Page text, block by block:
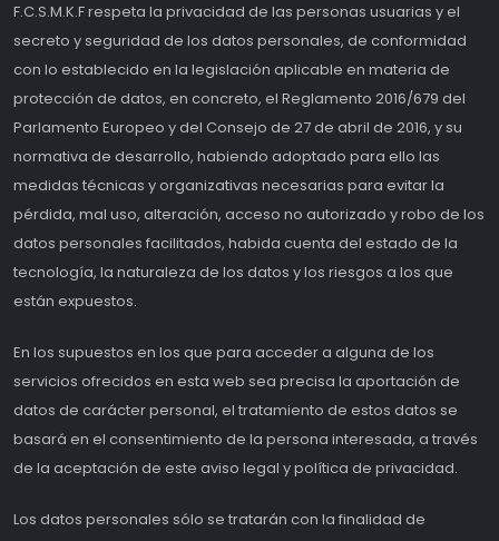
F.C.S.M.K.F respeta la privacidad de las personas usuarias y el
secreto y seguridad de los datos personales, de conformidad
con lo establecido en la legislación aplicable en materia de
protección de datos, en concreto, el Reglamento 2016/679 del
Parlamento Europeo y del Consejo de 27 de abril de 2016, y su
normativa de desarrollo, habiendo adoptado para ello las
medidas técnicas y organizativas necesarias para evitar la
pérdida, mal uso, alteración, acceso no autorizado y robo de los
datos personales facilitados, habida cuenta del estado de la
tecnología, la naturaleza de los datos y los riesgos a los que
están expuestos.
En los supuestos en los que para acceder a alguna de los
servicios ofrecidos en esta web sea precisa la aportación de
datos de carácter personal, el tratamiento de estos datos se
basará en el consentimiento de la persona interesada, a través
de la aceptación de este aviso legal y política de privacidad.
Los datos personales sólo se tratarán con la finalidad de